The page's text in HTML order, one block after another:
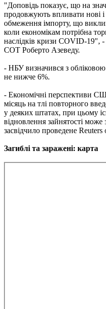
"Доповідь показує, що на
продовжують впливати нові і
обмеження імпорту, що
коли економікам потрібна
наслідків кризи COVID-19",
СОТ Роберто Азеведу.
- НБУ визначився з
не нижче 6%.
- Економічні перспективи
місяць на тлі повторного
у деяких штатах, при цьому
відновлення зайнятості може
засвідчило проведене Reuters
Загиблі та заражені: карта